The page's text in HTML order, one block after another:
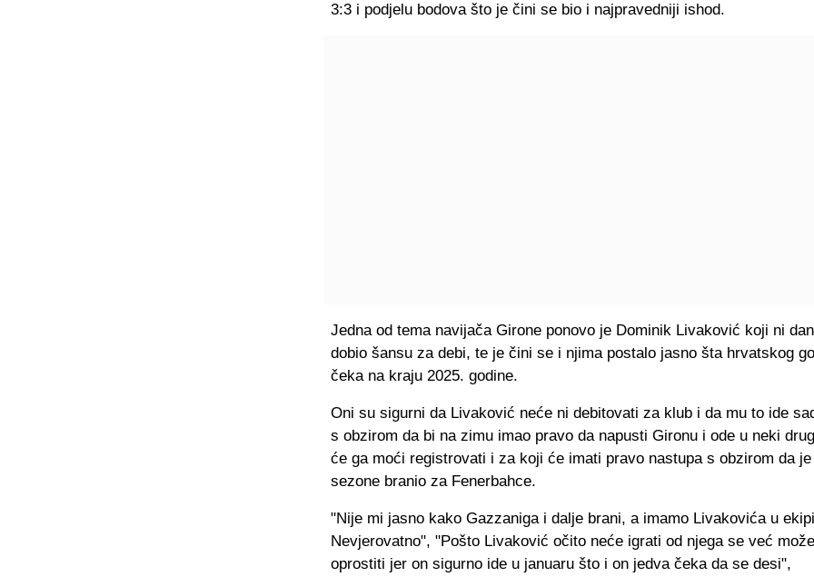
3:3 i podjelu bodova što je čini se bio i najpravedniji ishod.
Jedna od tema navijača Girone ponovo je Dominik Livaković koji ni
dobio šansu za debi, te je čini se i njima postalo jasno šta hrvatskog
čeka na kraju 2025. godine.
Oni su sigurni da Livaković neće ni debitovati za klub i da mu to ide
s obzirom da bi na zimu imao pravo da napusti Gironu i ode u neki
će ga moći registrovati i za koji će imati pravo nastupa s obzirom da
sezone branio za Fenerbahce.
"Nije mi jasno kako Gazzaniga i dalje brani, a imamo Livakovića u
Nevjerovatno", "Pošto Livaković očito neće igrati od njega se već
oprostiti jer on sigurno ide u januaru što i on jedva čeka da se desi",